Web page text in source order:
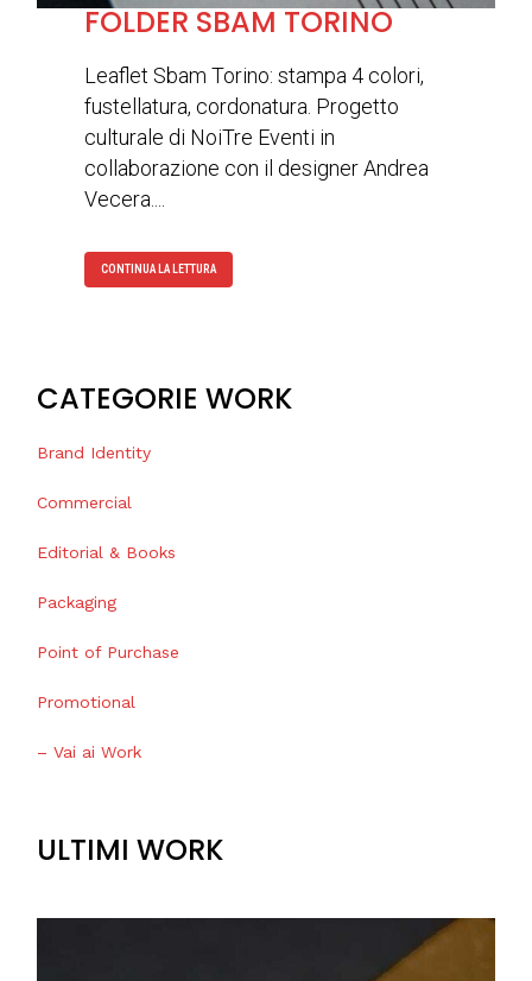
FOLDER SBAM TORINO
Leaflet Sbam Torino: stampa 4 colori,
fustellatura, cordonatura. Progetto
culturale di NoiTre Eventi in
collaborazione con il designer Andrea
Vecera....
CONTINUA LA LETTURA
CATEGORIE WORK
Brand Identity
Commercial
Editorial & Books
Packaging
Point of Purchase
Promotional
– Vai ai Work
ULTIMI WORK